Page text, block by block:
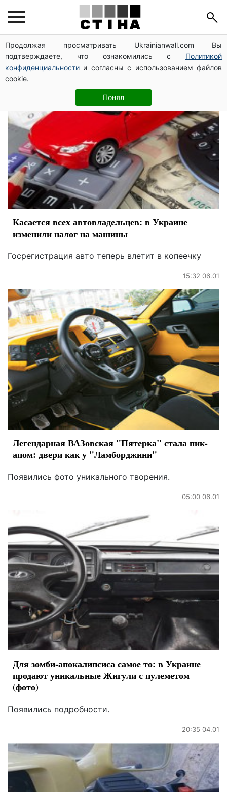
Продолжая просматривать Ukrainianwall.com Вы
подтверждаете, что ознакомились с Политикой
конфиденциальности и согласны с использованием файлов
cookie.
Понял
авто
Касается всех автовладельцев: в Украине
изменили налог на машины
Госрегистрация авто теперь влетит в копеечку
15:32 06.01
Легендарная ВАЗовская "Пятерка" стала пик-
апом: двери как у "Ламборджини"
Появились фото уникального творения.
05:00 06.01
Для зомби-апокалипсиса самое то: в Украине
продают уникальные Жигули с пулеметом
(фото)
Появились подробности.
20:35 04.01